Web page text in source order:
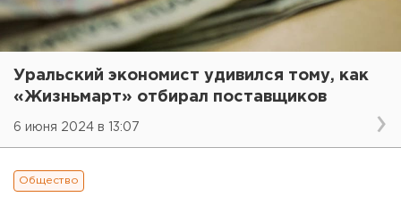
Уральский экономист удивился тому, как
«Жизньмарт» отбирал поставщиков
6 июня 2024 в 13:07
Общество